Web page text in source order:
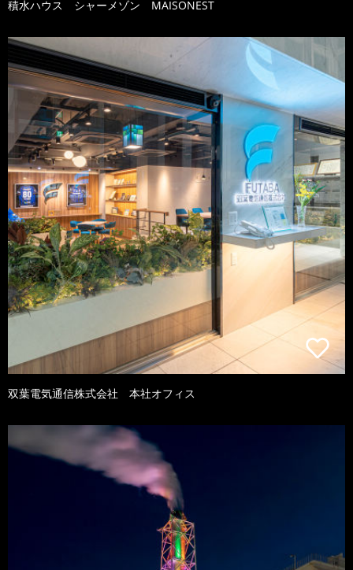
積水ハウス シャーメゾン MAISONEST
双葉電気通信株式会社 本社オフィス